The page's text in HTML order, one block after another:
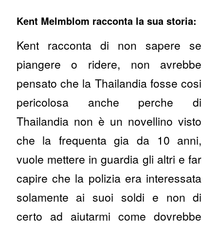
Kent Melmblom racconta la sua storia:
Kent racconta di non sapere se
piangere o ridere, non avrebbe
pensato che la Thailandia fosse cosi
pericolosa anche perche di
Thailandia non è un novellino visto
che la frequenta gia da 10 anni,
vuole mettere in guardia gli altri e far
capire che la polizia era interessata
solamente ai suoi soldi e non di
certo ad aiutarmi come dovrebbe